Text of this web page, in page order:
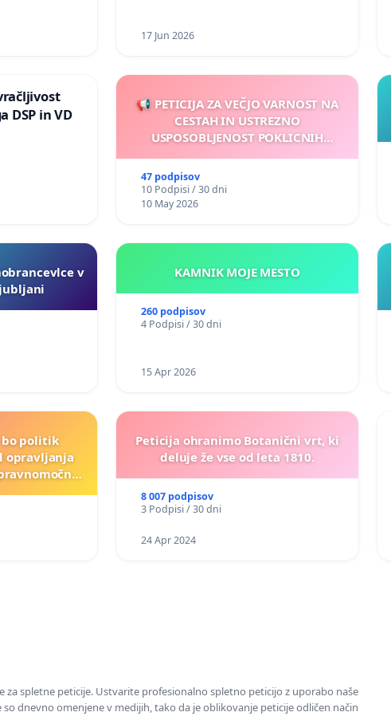
17 Jun 2026
DSP in VD
📢 PETICIJA ZA VEČJO VARNOST NA
CESTAH IN USTREZNO
USPOSOBLJENOST POKLICNIH
47 podpisov
10 Podpisi / 30 dni
10 May 2026
v
KAMNIK MOJE MESTO
260 podpisov
4 Podpisi / 30 dni
15 Apr 2026
bo politik
opravljanja
Peticija ohranimo Botanični vrt, ki
deluje že vse od leta 1810.
8 007 podpisov
3 Podpisi / 30 dni
24 Apr 2024
za spletne peticije. Ustvarite profesionalno spletno peticijo z uporabo naše
dnevno omenjene v medijih, tako da je oblikovanje peticije odličen način